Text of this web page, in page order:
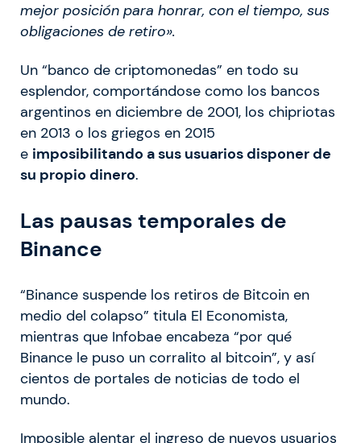
mejor posición para honrar, con el tiempo, sus
obligaciones de retiro».
Un “banco de criptomonedas” en todo su
esplendor, comportándose como los bancos
argentinos en diciembre de 2001, los chipriotas
en 2013 o los griegos en 2015
e imposibilitando a sus usuarios disponer de
su propio dinero.
Las pausas temporales de
Binance
“Binance suspende los retiros de Bitcoin en
medio del colapso” titula El Economista,
mientras que Infobae encabeza “por qué
Binance le puso un corralito al bitcoin”, y así
cientos de portales de noticias de todo el
mundo.
Imposible alentar el ingreso de nuevos usuarios